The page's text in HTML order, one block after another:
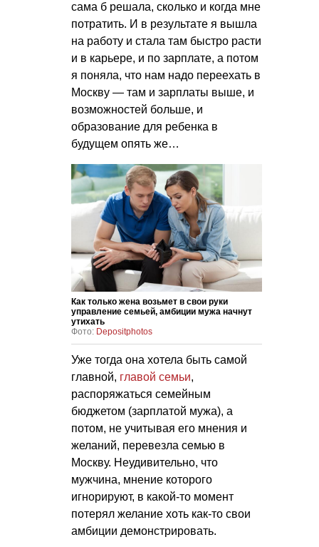
сама б решала, сколько и когда мне
потратить. И в результате я вышла
на работу и стала там быстро расти
и в карьере, и по зарплате, а потом
я поняла, что нам надо переехать в
Москву — там и зарплаты выше, и
возможностей больше, и
образование для ребенка в
будущем опять же…
Как только жена возьмет в свои руки
управление семьей, амбиции мужа начнут
утихать
Фото: Depositphotos
Уже тогда она хотела быть самой
главной, главой семьи,
распоряжаться семейным
бюджетом (зарплатой мужа), а
потом, не учитывая его мнения и
желаний, перевезла семью в
Москву. Неудивительно, что
мужчина, мнение которого
игнорируют, в какой-то момент
потерял желание хоть как-то свои
амбиции демонстрировать.